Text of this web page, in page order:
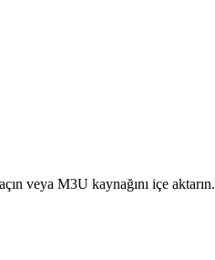
veya M3U kaynağını içe aktarın.